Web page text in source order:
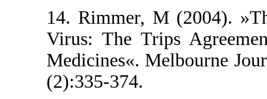
14. Rimmer, M
Virus: The Trips
Medicines«.
(2):335-374.